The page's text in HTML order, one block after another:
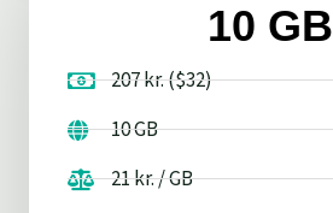
10 GB
207 kr. ($32)
10 GB
21 kr. / GB